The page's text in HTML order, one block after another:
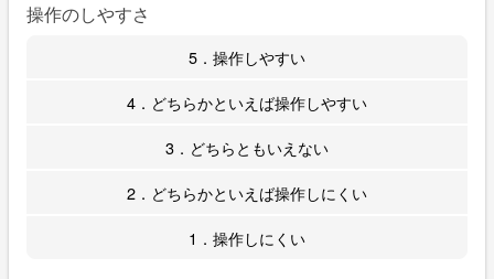
操作のしやすさ
5．操作しやすい
4．どちらかといえば操作しやすい
3．どちらともいえない
2．どちらかといえば操作しにくい
1．操作しにくい